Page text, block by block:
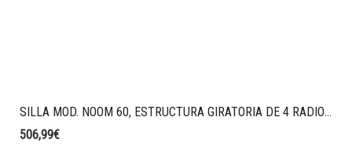
SILLA MOD. NOOM 60, ESTRUCTURA GIRATORIA DE 4 RADIOS CON CONTERAS COLOR BLANCO, CARCASA TAPIZADA EN G2 TEJIDO VALENCIA COLOR AZUL MEDIO.
506,99€